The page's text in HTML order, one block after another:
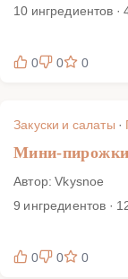
10 ингредиентов
0 0 0
Закуски и салаты ·
Мини-пирожки
Автор: Vkysnoe
9 ингредиентов ·
0 0 0